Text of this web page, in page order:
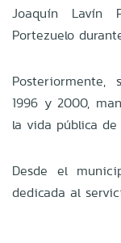
Joaquín Lavín
Portezuelo
Posteriormente,
1996 y 2000,
la vida pública de
Desde el
dedicada al